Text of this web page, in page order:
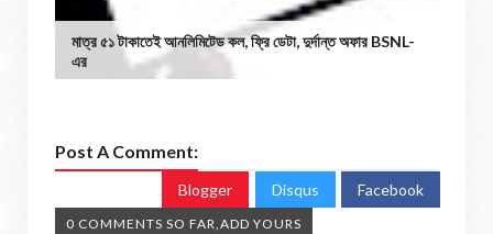
মাত্র ৫১ টাকাতেই আনলিমিটেড কল, ফ্রি ডেটা, দুর্দান্ত অফার BSNL-
এর
Post A Comment:
Blogger Disqus Facebook
0 COMMENTS SO FAR,ADD YOURS